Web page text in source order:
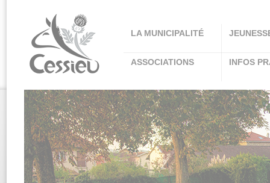
LA MUNICIPALITÉ
ASSOCIATIONS INFOS